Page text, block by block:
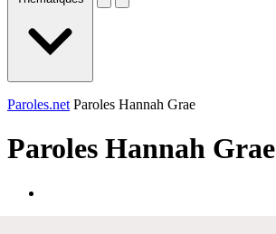
Paroles.net Paroles Hannah Grae
Paroles Hannah Grae